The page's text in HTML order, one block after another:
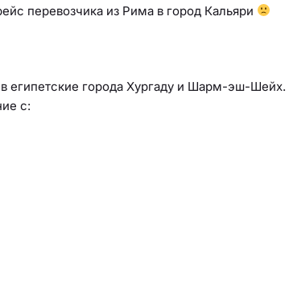
перевозчика из Рима в город Кальяри
египетские города Хургаду и Шарм-эш-Шейх.
с: